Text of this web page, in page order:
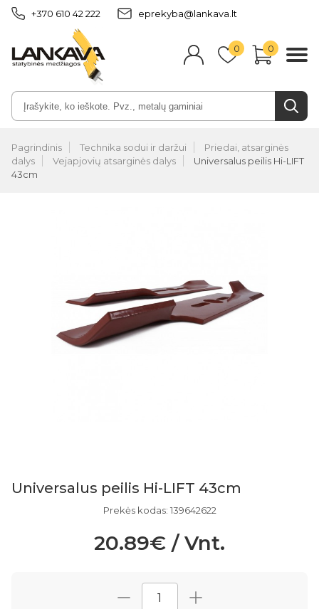
+370 610 42 222 eprekyba@lankava.lt
0 0
Pagrindinis Technika sodui ir daržui
Priedai, atsarginės
dalys
Vejapjovių atsarginės dalys
Universalus peilis Hi-LIFT
43cm
Universalus peilis Hi-LIFT 43cm
Prekės kodas: 139642622
20.89€ / Vnt.